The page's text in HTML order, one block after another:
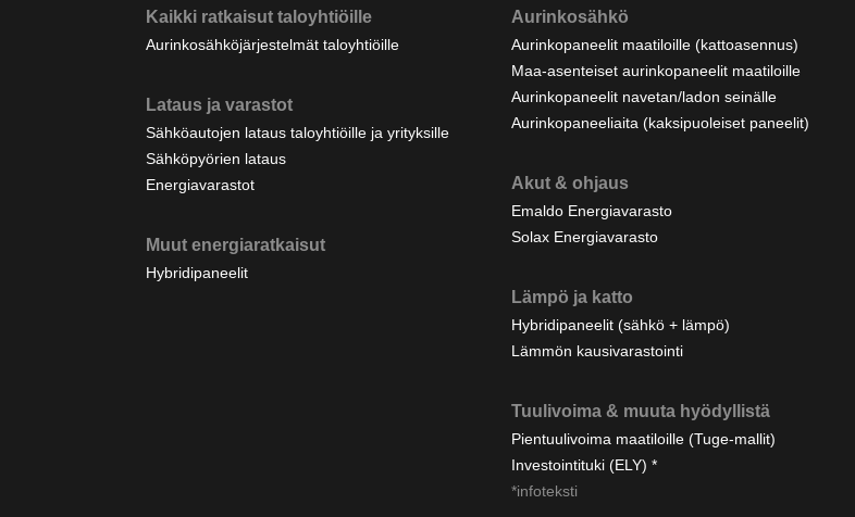
Kaikki ratkaisut taloyhtiöille
Aurinkosähköjärjestelmät taloyhtiöille
Lataus ja varastot
Sähköautojen lataus taloyhtiöille ja yrityksille
Sähköpyörien lataus
Energiavarastot
Muut energiaratkaisut
Hybridipaneelit
Aurinkosähkö
Aurinkopaneelit maatiloille (kattoasennus)
Maa-asenteiset aurinkopaneelit maatiloille
Aurinkopaneelit navetan/ladon seinälle
Aurinkopaneeliaita (kaksipuoleiset paneelit)
Akut & ohjaus
Emaldo Energiavarasto
Solax Energiavarasto
Lämpö ja katto
Hybridipaneelit (sähkö + lämpö)
Lämmön kausivarastointi
Tuulivoima & muuta hyödyllistä
Pientuulivoima maatiloille (Tuge-mallit)
Investointituki (ELY) *
*infoteksti